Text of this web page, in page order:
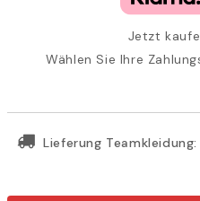
Jetzt
Wählen Sie Ihre
Lieferung Teamkleidung: